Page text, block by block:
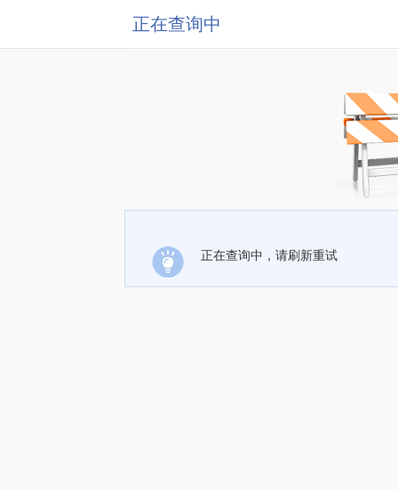
正在查询中
正在查询中，请刷新重试